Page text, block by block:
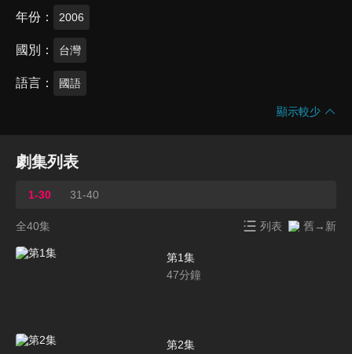
年份 2006
國別 台灣
語言 國語
顯示較少
劇集列表
1-30 31-40
全40集 列表 舊→新
第1集
47分鐘
第2集